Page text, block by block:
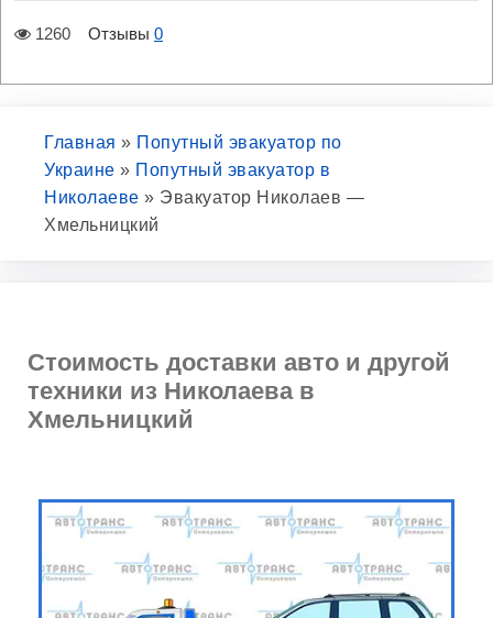
1260 Отзывы 0
Главная » Попутный эвакуатор по
Украине » Попутный эвакуатор в
Николаеве » Эвакуатор Николаев —
Хмельницкий
Стоимость доставки авто и другой
техники из Николаева в
Хмельницкий